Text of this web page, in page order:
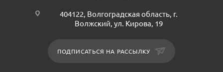
404122, Волгоградская область, г.
Волжский, ул. Кирова, 19
ПОДПИСАТЬСЯ НА РАССЫЛКУ